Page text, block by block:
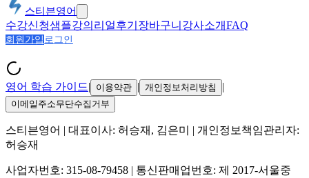
스티븐영어
수강신청샘플강의 리얼후기 장바구니 강사소개FAQ
회원가입 로그인
영어 학습 가이드| 이용약관 | 개인정보처리방침 |
이메일주소무단수집거부
스티븐영어 | 대표이사: 허승재, 김은미
| 개인정보책임관리자:
허승재
사업자번호: 315-08-79458 | 통신판매업번호: 제 2017-서울중